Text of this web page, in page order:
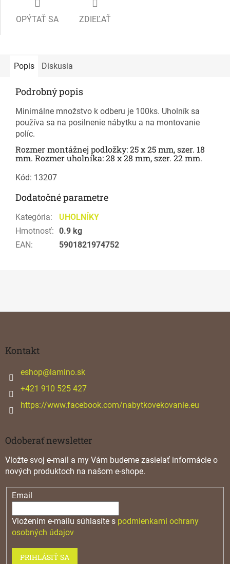
OPÝTAŤ SA ZDIEĽAŤ
Popis Diskusia
Podrobný popis
Minimálne množstvo k odberu je 100ks. Uholník sa
používa sa na posilnenie nábytku a na montovanie
políc.
Rozmer montážnej podložky: 25 x 25 mm, szer. 18
mm. Rozmer uholníka: 28 x 28 mm, szer. 22 mm.
Kód: 13207
Dodatočné parametre
Kategória:
UHOLNÍKY
Hmotnosť: 0.9 kg
EAN: 5901821974752
Kontakt
eshop@lamino.sk
+421 910 525 427
https://www.facebook.com/nabytkovekovanie.eu
Odoberať newsletter
Vložte svoj e-mail a my Vám budeme zasielať informácie o
nových produktoch na našom e-shope.
Email
Vložením e-mailu súhlasíte s podmienkami ochrany
osobných údajov
PRIHLÁSIŤ SA